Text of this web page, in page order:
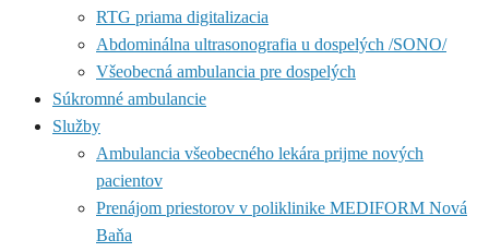
RTG priama digitalizacia
Abdominálna ultrasonografia u dospelých /SONO/
Všeobecná ambulancia pre dospelých
Súkromné ambulancie
Služby
Ambulancia všeobecného lekára prijme nových
pacientov
Prenájom priestorov v poliklinike MEDIFORM Nová
Baňa